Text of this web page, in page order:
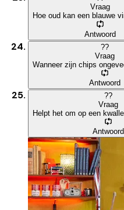
Vraag
Hoe oud kan een blauwe
Antwoord
??
Vraag
Wanneer zijn chips
Antwoord
??
Vraag
Helpt het om op een
Antwoord